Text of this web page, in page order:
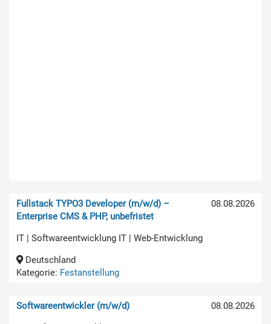
08.08.2026
Fullstack TYPO3 Developer (m/w/d) –
Enterprise CMS & PHP, unbefristet
IT | Softwareentwicklung IT | Web-Entwicklung
Deutschland
Kategorie: Festanstellung
08.08.2026
Softwareentwickler (m/w/d)